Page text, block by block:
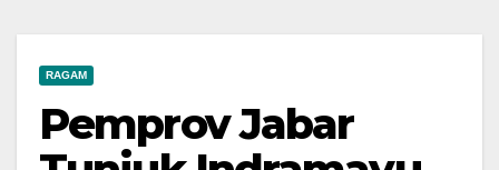
RAGAM
Pemprov Jabar